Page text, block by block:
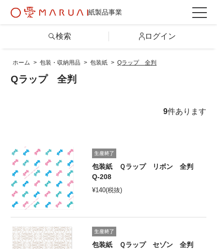
紙製品事業
カテゴリから探す
シリーズから探す
オンラインショップ
検索 ログイン
ホーム > 包装・収納用品 > 包装紙 > Qラップ 全判
Qラップ 全判
9件あります
包装紙 Ｑラップ リボン 全判
Q-208
¥140(税抜)
包装紙 Ｑラップ セゾン 全判